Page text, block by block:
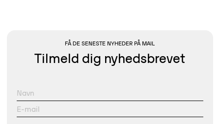
FÅ DE SENESTE NYHEDER PÅ MAIL
Tilmeld dig nyhedsbrevet